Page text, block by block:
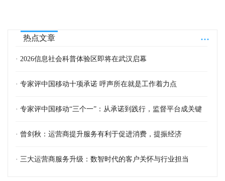
...
热点文章
· 2026信息社会科普体验区即将在武汉启幕
· 专家评中国移动十项承诺 呼声所在就是工作着力点
· 专家评中国移动“三个一”：从承诺到践行，监督平台成关键
· 曾剑秋：运营商提升服务有利于促进消费，提振经济
· 三大运营商服务升级：数智时代的客户关怀与行业担当